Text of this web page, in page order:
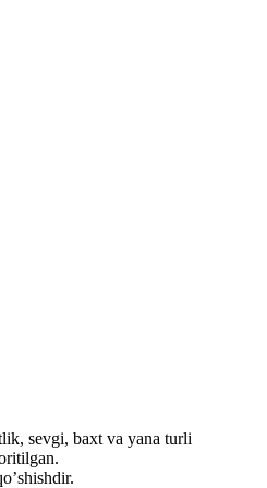
sevgi, baxt va yana turli